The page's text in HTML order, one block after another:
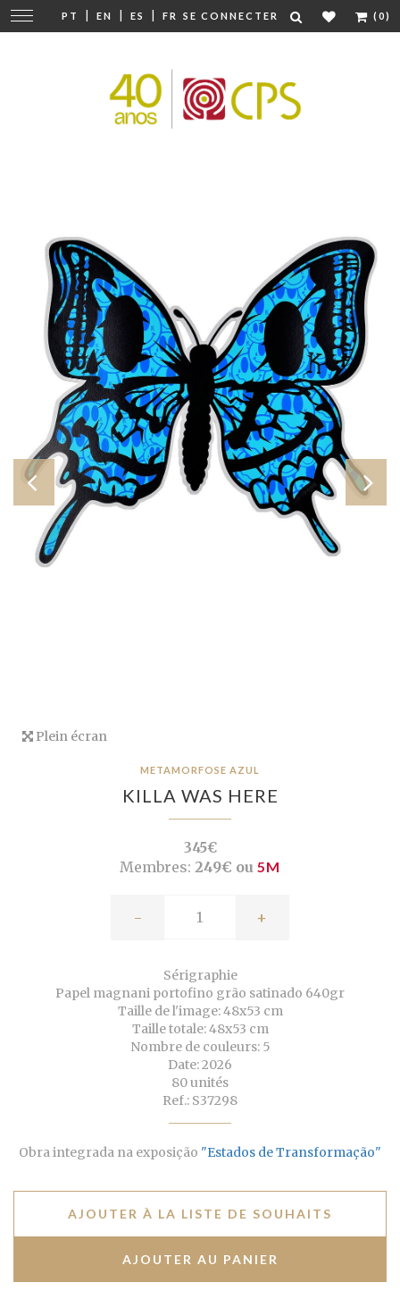
PT | EN | ES | FR SE CONNECTER (0)
Modifier
la
Plein écran
METAMORFOSE AZUL
KILLA WAS HERE
345€
Membres: 249€ ou 5M
- +
Sérigraphie
Papel magnani portofino grão satinado 640gr
Taille de l'image: 48x53 cm
Taille totale: 48x53 cm
Nombre de couleurs: 5
Date: 2026
80 unités
Ref.: S37298
Obra integrada na exposição "Estados de Transformação"
AJOUTER À LA LISTE DE SOUHAITS